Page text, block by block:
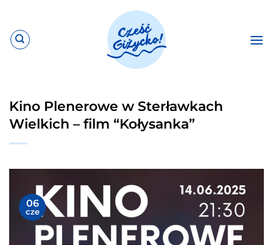
zawartości
Kino Plenerowe w Sterławkach
Wielkich – film “Kołysanka”
06
cze